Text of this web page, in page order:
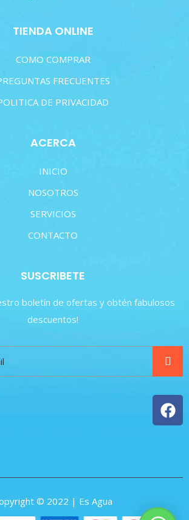
TIENDA ONLINE
COMO COMPRAR
FRECUENTES
DE PRIVACIDAD
ACERCA
INICIO
NOSOTROS
SERVICIOS
CONTACTO
SUSCRIBETE
boletín de ofertas y obtén fabulosos
descuentos!
© 2022 | Es Agua